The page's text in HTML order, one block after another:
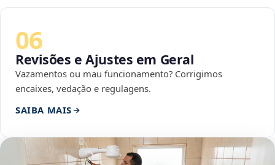
06
Revisões e Ajustes em Geral
Vazamentos ou mau funcionamento? Corrigimos
encaixes, vedação e regulagens.
SAIBA MAIS